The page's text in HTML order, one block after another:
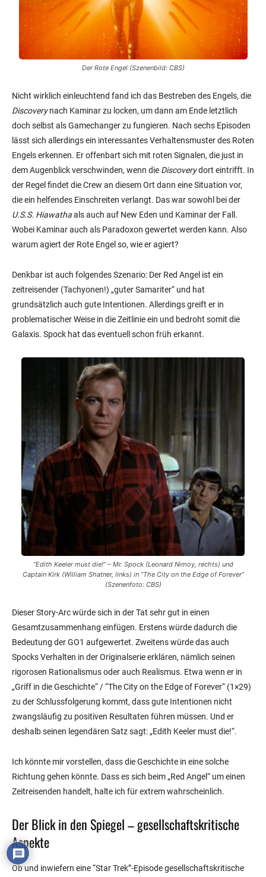
Der Rote Engel (Szenenbild: CBS)
Nicht wirklich einleuchtend fand ich das Bestreben des Engels, die
Discoverynach Kaminar zu locken, um dann am Ende letztlich
doch selbst als Gamechanger zu fungieren. Nach sechs Episoden
lässt sich allerdings ein interessantes Verhaltensmuster des Roten
Engels erkennen. Er offenbart sich mit roten Signalen, die just in
dem Augenblick verschwinden, wenn die Discoverydort eintrifft. In
der Regel findet die Crew an diesem Ort dann eine Situation vor,
die ein helfendes Einschreiten verlangt. Das war sowohl bei der
U.S.S. Hiawathaals auch auf New Eden und Kaminar der Fall.
Wobei Kaminar auch als Paradoxon gewertet werden kann. Also
warum agiert der Rote Engel so, wie er agiert?
Denkbar ist auch folgendes Szenario: Der Red Angel ist ein
zeitreisender (Tachyonen!) „guter Samariter“ und hat
grundsätzlich auch gute Intentionen. Allerdings greift er in
problematischer Weise in die Zeitlinie ein und bedroht somit die
Galaxis. Spock hat das eventuell schon früh erkannt.
“Edith Keeler must die!”– Mr. Spock (Leonard Nimoy, rechts) und
Captain Kirk (William Shatner, links) in “The City on the Edge of Forever”
(Szenenfoto: CBS)
Dieser Story-Arc würde sich in der Tat sehr gut in einen
Gesamtzusammenhang einfügen. Erstens würde dadurch die
Bedeutung der GO1 aufgewertet. Zweitens würde das auch
Spocks Verhalten in der Originalserie erklären, nämlich seinen
rigorosen Rationalismus oder auch Realismus. Etwa wenn er in
„Griff in die Geschichte“ / “The City on the Edge of Forever“ (1×29)
zu der Schlussfolgerung kommt, dass gute Intentionen nicht
zwangsläufig zu positiven Resultaten führen müssen. Und er
deshalb seinen legendären Satz sagt: „Edith Keeler must die!“.
Ich könnte mir vorstellen, dass die Geschichte in eine solche
Richtung gehen könnte. Dass es sich beim „Red Angel“ um einen
Zeitreisenden handelt, halte ich für extrem wahrscheinlich.
Der Blick in den Spiegel – gesellschaftskritische
Aspekte
Ob und inwiefern eine “Star Trek”-Episode gesellschaftskritische